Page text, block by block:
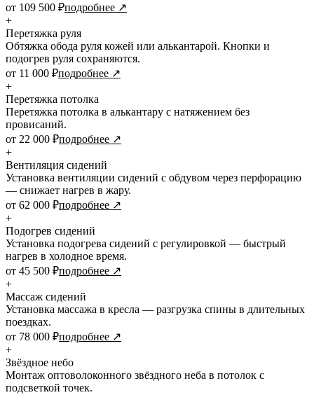
от 109 500 ₽подробнее ↗
+
Перетяжка руля
Обтяжка обода руля кожей или алькантарой. Кнопки и
подогрев руля сохраняются.
от 11 000 ₽подробнее ↗
+
Перетяжка потолка
Перетяжка потолка в алькантару с натяжением без
провисаний.
от 22 000 ₽подробнее ↗
+
Вентиляция сидений
Установка вентиляции сидений с обдувом через перфорацию
— снижает нагрев в жару.
от 62 000 ₽подробнее ↗
+
Подогрев сидений
Установка подогрева сидений с регулировкой — быстрый
нагрев в холодное время.
от 45 500 ₽подробнее ↗
+
Массаж сидений
Установка массажа в кресла — разгрузка спины в длительных
поездках.
от 78 000 ₽подробнее ↗
+
Звёздное небо
Монтаж оптоволоконного звёздного неба в потолок с
подсветкой точек.